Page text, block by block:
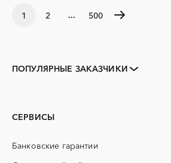
1 2 ... 500
ПОПУЛЯРНЫЕ ЗАКАЗЧИКИ
СЕРВИСЫ
Банковские гарантии